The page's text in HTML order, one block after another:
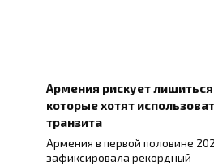
Армения рискует
которые хотят
транзита
Армения в первой половине
зафиксировала рекордный